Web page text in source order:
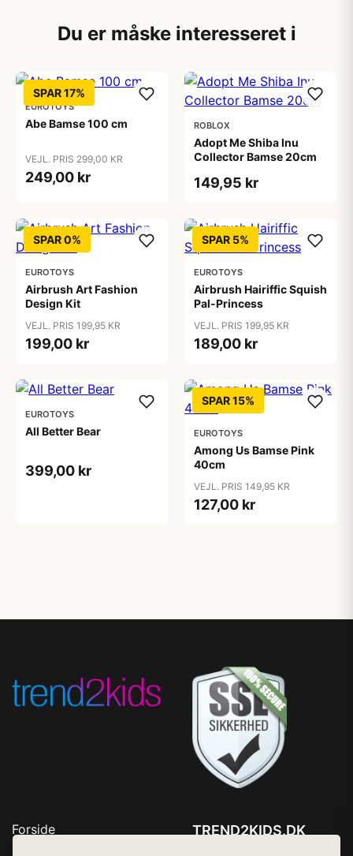
Du er måske interesseret i
SPAR 17%
EUROTOYS
Abe Bamse 100 cm
VEJL. PRIS 299,00 KR
249,00 kr
ROBLOX
Adopt Me Shiba Inu
Collector Bamse 20cm
149,95 kr
SPAR 0%
EUROTOYS
Airbrush Art Fashion
Design Kit
VEJL. PRIS 199,95 KR
199,00 kr
SPAR 5%
EUROTOYS
Airbrush Hairiffic Squish
Pal-Princess
VEJL. PRIS 199,95 KR
189,00 kr
EUROTOYS
All Better Bear
399,00 kr
SPAR 15%
EUROTOYS
Among Us Bamse Pink
40cm
VEJL. PRIS 149,95 KR
127,00 kr
Forside
TREND2KIDS.DK